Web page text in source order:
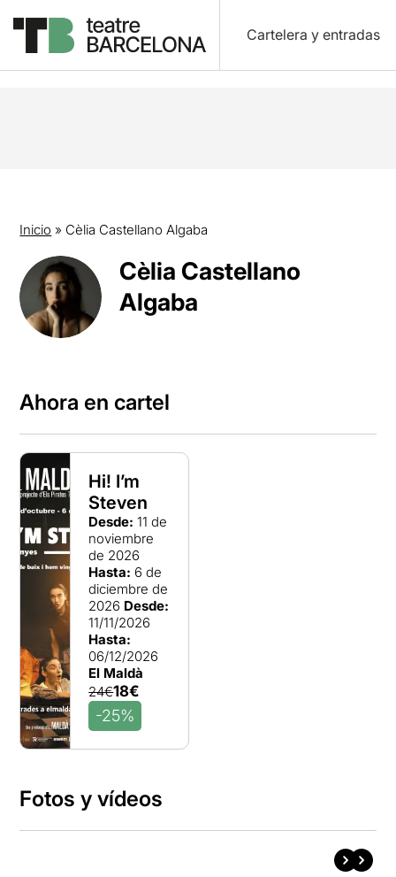
Cartelera y entradas
Inicio » Cèlia Castellano Algaba
Cèlia Castellano
Algaba
Ahora en cartel
Hi! I’m
Steven
Desde: 11 de
noviembre
de 2026
Hasta: 6 de
diciembre de
2026 Desde:
11/11/2026
Hasta:
06/12/2026
El Maldà
24€18€
-25%
Fotos y vídeos